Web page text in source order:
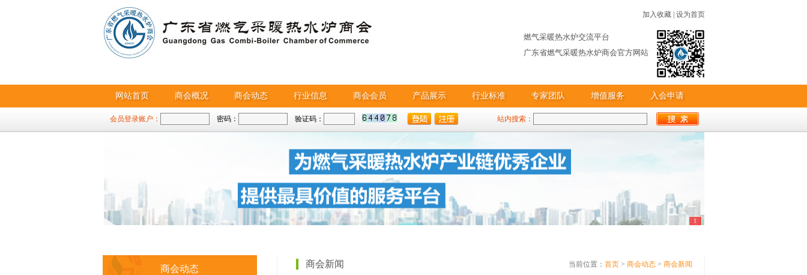
加入收藏| 设为首页
燃气采暖热水炉交流平台
广东省燃气采暖热水炉商会官方网站
网站首页 商会概况 商会动态 行业信息 商会会员 产品展示 行业标准 专家团队 增值服务 入会申请
会员登录账户： 密码： 验证码： 站内搜索：
1
商会动态 商会新闻 当前位置： 首页> 商会动态> 商会新闻